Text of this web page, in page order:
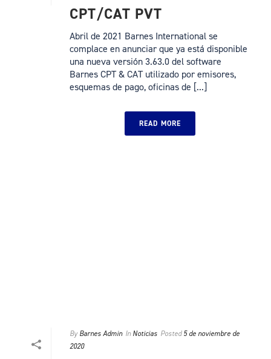
CPT/CAT PVT
Abril de 2021 Barnes International se
complace en anunciar que ya está disponible
una nueva versión 3.63.0 del software
Barnes CPT & CAT utilizado por emisores,
esquemas de pago, oficinas de [...]
READ MORE
By Barnes Admin In Noticias Posted 5 de noviembre de
2020